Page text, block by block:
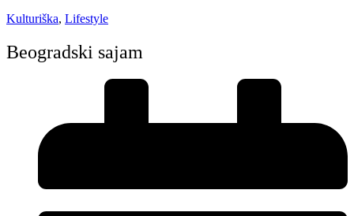
Kulturiška, Lifestyle
Beogradski sajam